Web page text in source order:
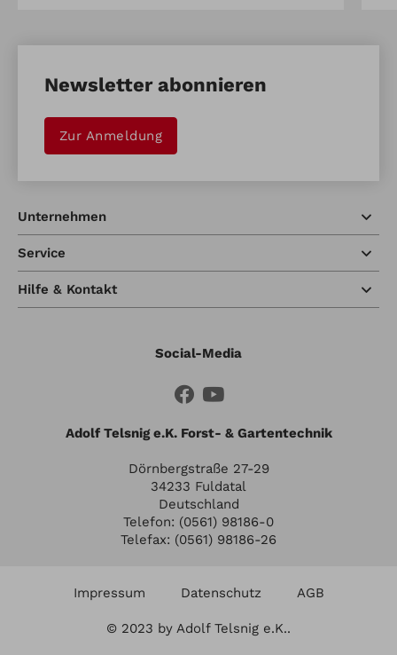
Newsletter abonnieren
Zur Anmeldung
Unternehmen
Service
Hilfe & Kontakt
Social-Media
Adolf Telsnig e.K. Forst- & Gartentechnik
Dörnbergstraße 27-29
34233 Fuldatal
Deutschland
Telefon: (0561) 98186-0
Telefax: (0561) 98186-26
Impressum Datenschutz AGB
© 2023 by Adolf Telsnig e.K..